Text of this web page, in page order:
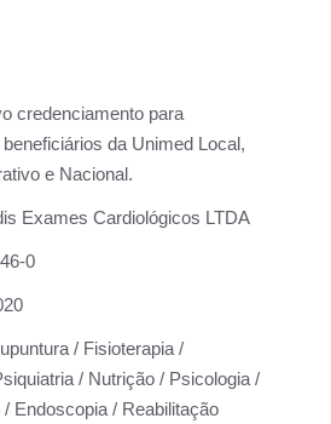
credenciamento para
da Unimed Local,
e Nacional.
Exames Cardiológicos LTDA
0
/ Fisioterapia /
/ Nutrição / Psicologia /
Endoscopia / Reabilitação